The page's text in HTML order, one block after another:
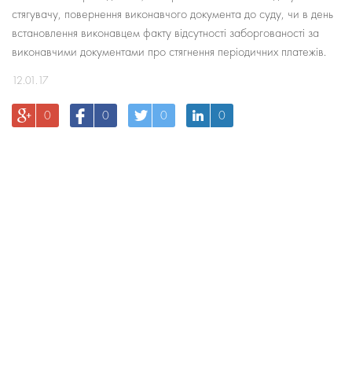
стягувачу, повернення виконавчого документа до суду, чи в день
встановлення виконавцем факту відсутності заборгованості за
виконавчими документами про стягнення періодичних платежів.
12.01.17
0 0 0 0